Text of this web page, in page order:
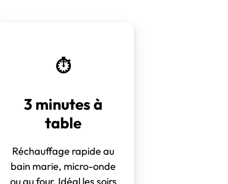
⏱️
3 minutes à
table
Réchauffage rapide au
bain marie, micro-onde
ou au four. Idéal les soirs